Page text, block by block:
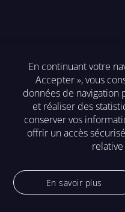
En continuant votre
Accepter », vous
données de navigation
et réaliser des
conserver vos
offrir un accès
En savoir plus